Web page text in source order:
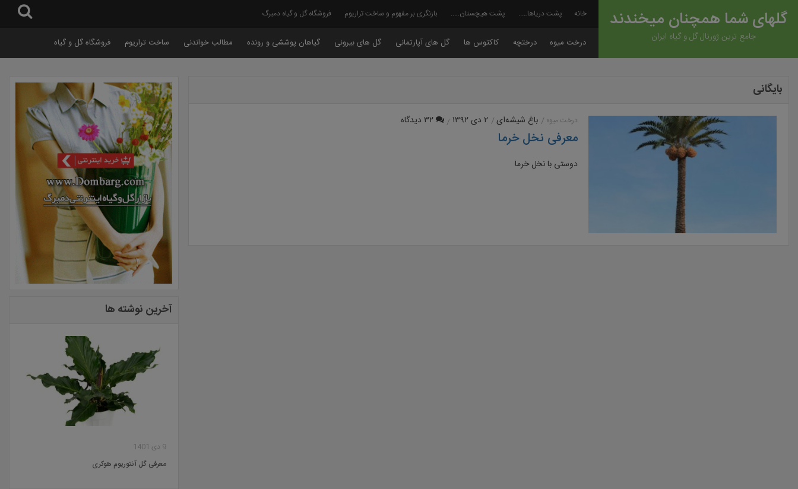
گلهای شما همچنان میخندند
جامع ترین ژورنال گل و گیاه ایران
خانه پشت دریاها….. پشت هیچستان….. بازنگری بر مفهوم و ساخت تراریوم فروشگاه گل و گیاه دمبرگ
درخت میوه درختچه کاکتوس ها گل های آپارتمانی گل های بیرونی گیاهان پوششی و رونده مطالب خواندنی ساخت تراریوم فروشگاه گل و گیاه
بایگانی
درخت میوه باغ شیشه‌ای ۲ دی ۱۳۹۲ ۳۲ دیدگاه
معرفی نخل خرما
دوستی با نخل خرما
آخرین نوشته ها
9 دی 1401
معرفی گل آنتوریوم هوکری